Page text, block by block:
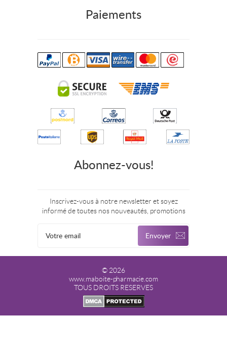
Paiements
Abonnez-vous!
Inscrivez-vous à notre newsletter et soyez
informé de toutes nos nouveautés, promotions
© 2026
www.maboite-pharmacie.com
TOUS DROITS RESERVES